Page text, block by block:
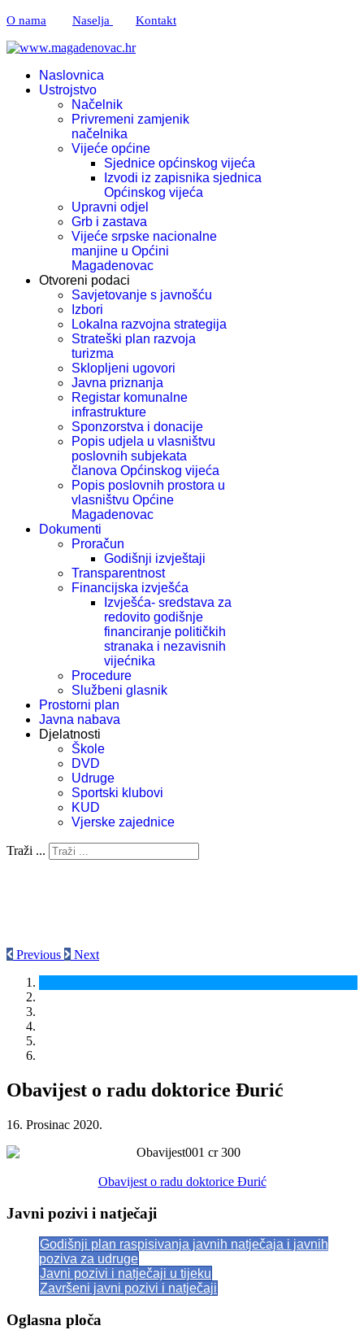
O nama Naselja Kontakt
Naslovnica
Ustrojstvo
Načelnik
Privremeni zamjenik
načelnika
Vijeće općine
Sjednice općinskog vijeća
Izvodi iz zapisnika sjednica
Općinskog vijeća
Upravni odjel
Grb i zastava
Vijeće srpske nacionalne
manjine u Općini
Magadenovac
Otvoreni podaci
Savjetovanje s javnošću
Izbori
Lokalna razvojna strategija
Strateški plan razvoja
turizma
Sklopljeni ugovori
Javna priznanja
Registar komunalne
infrastrukture
Sponzorstva i donacije
Popis udjela u vlasništvu
poslovnih subjekata
članova Općinskog vijeća
Popis poslovnih prostora u
vlasništvu Općine
Magadenovac
Dokumenti
Proračun
Godišnji izvještaji
Transparentnost
Financijska izvješća
Izvješća- sredstava za
redovito godišnje
financiranje političkih
stranaka i nezavisnih
vijećnika
Procedure
Službeni glasnik
Prostorni plan
Javna nabava
Djelatnosti
Škole
DVD
Udruge
Sportski klubovi
KUD
Vjerske zajednice
Traži ...
Previous Next
Obavijest o radu doktorice Đurić
16. Prosinac 2020.
Obavijest o radu doktorice Đurić
Javni pozivi i natječaji
Godišnji plan raspisivanja javnih natječaja i javnih
poziva za udruge
Javni pozivi i natječaji u tijeku
Završeni javni pozivi i natječaji
Oglasna ploča